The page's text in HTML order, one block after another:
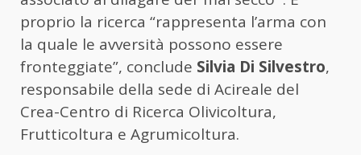
proprio la ricerca “rappresenta l’arma con
la quale le avversità possono essere
fronteggiate”, conclude Silvia Di Silvestro,
responsabile della sede di Acireale del
Crea-Centro di Ricerca Olivicoltura,
Frutticoltura e Agrumicoltura.